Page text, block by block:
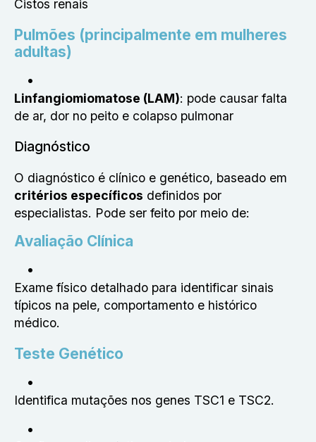
Cistos renais
Pulmões (principalmente em mulheres
adultas)
Linfangiomiomatose (LAM): pode causar falta
de ar, dor no peito e colapso pulmonar
Diagnóstico
O diagnóstico é clínico e genético, baseado em
critérios específicos definidos por
especialistas. Pode ser feito por meio de:
Avaliação Clínica
Exame físico detalhado para identificar sinais
típicos na pele, comportamento e histórico
médico.
Teste Genético
Identifica mutações nos genes TSC1 e TSC2.